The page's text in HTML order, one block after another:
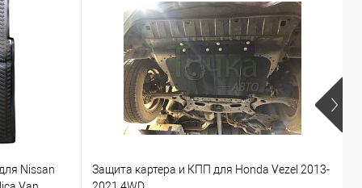
Nissan
Защита картера и КПП для Honda Vezel 2013-